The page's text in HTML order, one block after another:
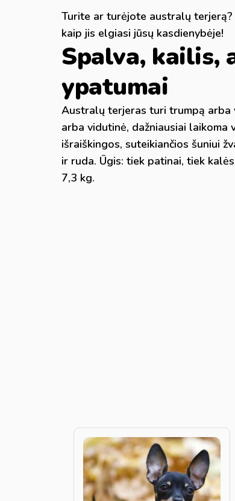
Turite ar turėjote australų
kaip jis elgiasi jūsų kasdienybėje!
Spalva, kailis,
ypatumai
Australų terjeras turi trumpą arba
arba vidutinė, dažniausiai
išraiškingos, suteikiančios šuniui
ir ruda. Ūgis: tiek patinai, tiek
7,3 kg.